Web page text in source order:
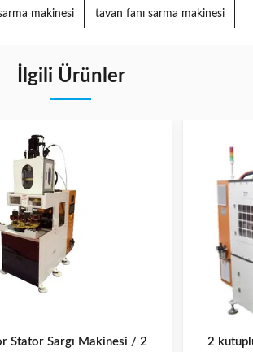
makinesi tavan fanı sarma makinesi
İlgili Ürünler
Stator Sargı Makinesi / 2
2